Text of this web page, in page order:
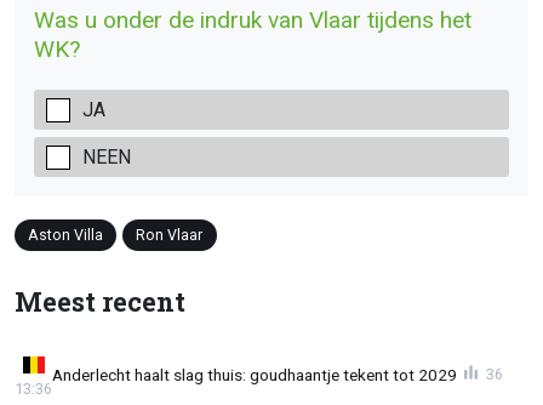
Was u onder de indruk van Vlaar tijdens het
WK?
JA
NEEN
Aston Villa Ron Vlaar
Meest recent
Anderlecht haalt slag thuis: goudhaantje tekent tot 2029
13:36
36